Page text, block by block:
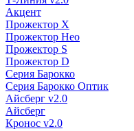
Акцент
Прожектор X
Прожектор Нео
Прожектор S
Прожектор D
Серия Барокко
Серия Барокко Оптик
Айсберг v2.0
Айсберг
Кронос v2.0